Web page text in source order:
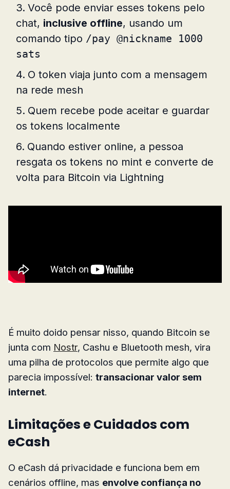
Você pode enviar esses tokens pelo
chat, inclusive offline, usando um
comando tipo /pay @nickname 1000
sats
O token viaja junto com a mensagem
na rede mesh
Quem recebe pode aceitar e guardar
os tokens localmente
Quando estiver online, a pessoa
resgata os tokens no mint e converte de
volta para Bitcoin via Lightning
É muito doido pensar nisso, quando Bitcoin se
junta com Nostr, Cashu e Bluetooth mesh, vira
uma pilha de protocolos que permite algo que
parecia impossível: transacionar valor sem
internet.
Limitações e Cuidados com
eCash
O eCash dá privacidade e funciona bem em
cenários offline, mas envolve confiança no